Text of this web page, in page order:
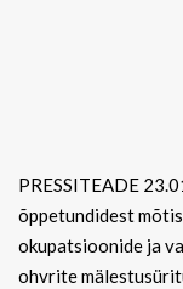
PRESSITEADE
õppetundidest
okupatsioonide ja
ohvrite